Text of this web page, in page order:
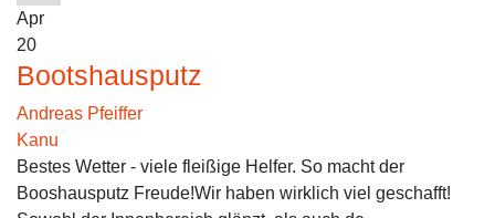
Apr
20
Bootshausputz
Andreas Pfeiffer
Kanu
Bestes Wetter - viele fleißige Helfer. So macht der
Booshausputz Freude!Wir haben wirklich viel geschafft!